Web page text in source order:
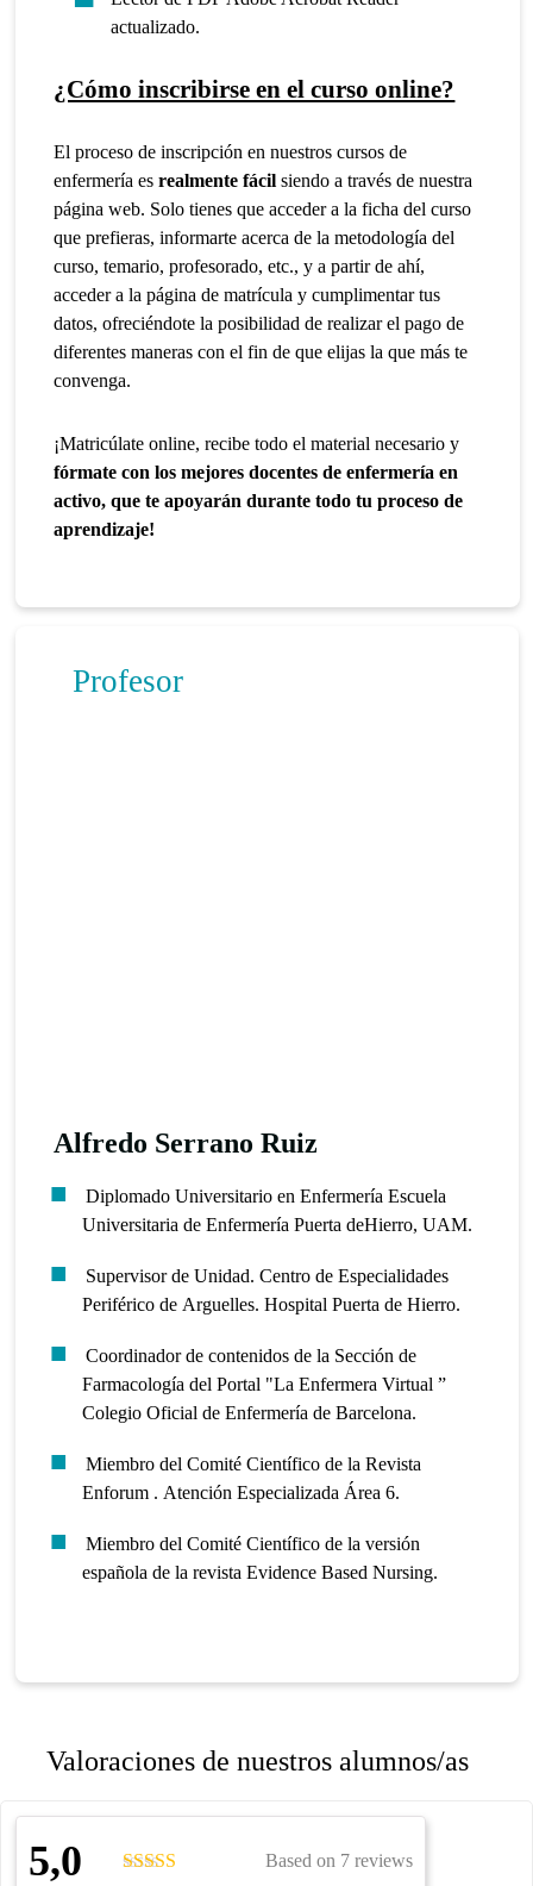
actualizado.
¿Cómo inscribirse en el curso online?
El proceso de inscripción en nuestros cursos de
enfermería esrealmente fácil siendo a través de nuestra
página web. Solo tienes que acceder a la ficha del curso
que prefieras, informarte acerca de la metodología del
curso, temario, profesorado, etc., y a partir de ahí,
acceder a la página de matrícula y cumplimentar tus
datos, ofreciéndote la posibilidad de realizar el pago de
diferentes maneras con el fin de que elijas la que más te
convenga.
¡Matricúlate online, recibe todo el material necesario y
fórmate con los mejores docentes de enfermería en
activo, que te apoyarán durante todo tu proceso de
aprendizaje!
Profesor
Alfredo Serrano Ruiz
Diplomado Universitario en Enfermería Escuela
Universitaria de Enfermería Puerta deHierro, UAM.
Supervisor de Unidad. Centro de Especialidades
Periférico de Arguelles. Hospital Puerta de Hierro.
Coordinador de contenidos de la Sección de
Farmacología del Portal "La Enfermera Virtual ”
Colegio Oficial de Enfermería de Barcelona.
Miembro del Comité Científico de la Revista
Enforum . Atención Especializada Área 6.
Miembro del Comité Científico de la versión
española de la revista Evidence Based Nursing.
Valoraciones de nuestros alumnos/as
5,0 Based on 7 reviews